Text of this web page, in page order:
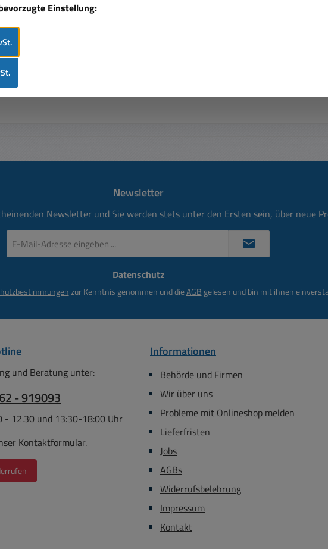
H: 35mm
Newsletter
Newsletter und Sie werden stets unter den Ersten sein, über neue
Mail-
Datenschutz
zur Kenntnis genommen und dieAGB gelesen und bin mit ihnen
und Beratung unter:
- 919093
- 12.30 und 13:30-18:00 Uhr
Kontaktformular.
Informationen
Behörde und Firmen
Wir über uns
Probleme mit Onlineshop melden
Lieferfristen
Jobs
AGBs
Widerrufsbelehrung
Impressum
Kontakt
Einstellung: